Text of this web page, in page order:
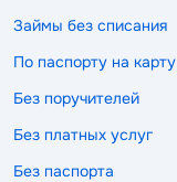
Займы без списания
По паспорту на карту
Без поручителей
Без платных услуг
Без паспорта